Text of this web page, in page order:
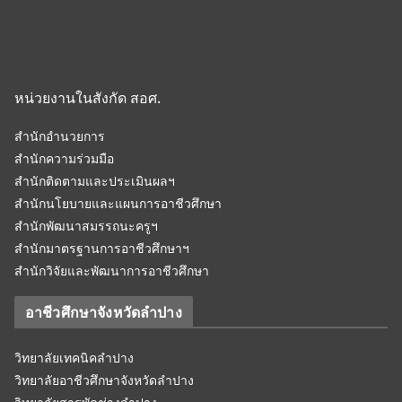
หน่วยงานในสังกัด สอศ.
สำนักอำนวยการ
สำนักความร่วมมือ
สำนักติดตามและประเมินผลฯ
สำนักนโยบายและแผนการอาชีวศึกษา
สำนักพัฒนาสมรรถนะครูฯ
สำนักมาตรฐานการอาชีวศึกษาฯ
สำนักวิจัยและพัฒนาการอาชีวศึกษา
อาชีวศึกษาจังหวัดลำปาง
วิทยาลัยเทคนิคลำปาง
วิทยาลัยอาชีวศึกษาจังหวัดลำปาง